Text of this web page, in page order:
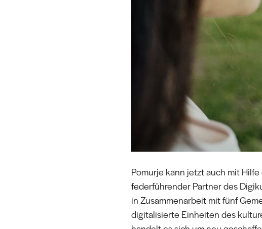
Pomurje kann jetzt auch mit
federführender Partner des
in Zusammenarbeit mit fünf
digitalisierte Einheiten des